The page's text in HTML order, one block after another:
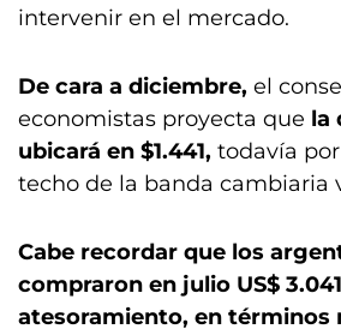
intervenir en el mercado.
De cara a diciembre, el
economistas proyecta que la
ubicará en $1.441, todavía
techo de la banda cambiaria
Cabe recordar que los
compraron en julio US$
atesoramiento, en términos